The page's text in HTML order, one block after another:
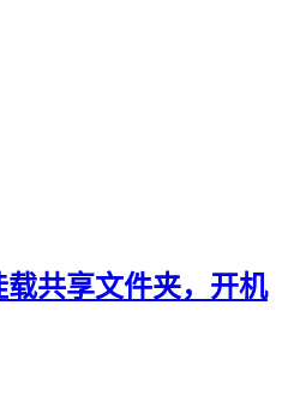
共享文件夹，开机